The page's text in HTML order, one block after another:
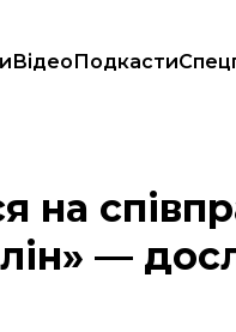
ВідеоПодкасти
— дослідження
на
—